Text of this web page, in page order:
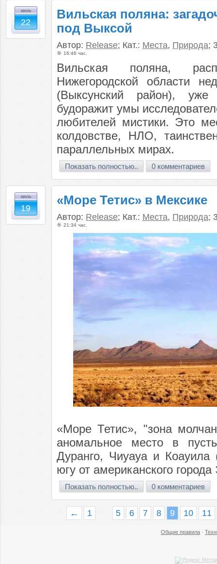
июль
22
Вильская поляна:
под Выксой
Автор: Release; Кат.: Места, Природа;
16:46 час.
Вильская поляна,
Нижегородской области
(Выксунский район), уже
будоражит умы
любителей мистики. Это
колдовстве, НЛО,
параллельных мирах.
Показать полностью.. 0 комментариев
июль
19
«Море Тетис» в Мексике
Автор: Release; Кат.: Места, Природа;
21:34 час.
«Море Тетис», "зона
аномальное место в
Дуранго, Чиуауа и
югу от американского
Показать полностью.. 0 комментариев
← 1 5 6 7 8 9 10 11
Общие правила ·